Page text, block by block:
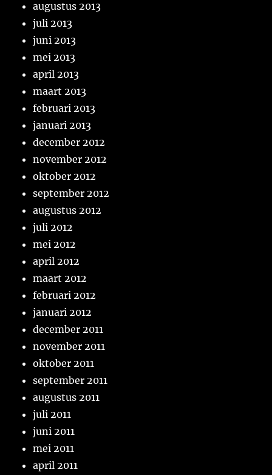
augustus 2013
juli 2013
juni 2013
mei 2013
april 2013
maart 2013
februari 2013
januari 2013
december 2012
november 2012
oktober 2012
september 2012
augustus 2012
juli 2012
mei 2012
april 2012
maart 2012
februari 2012
januari 2012
december 2011
november 2011
oktober 2011
september 2011
augustus 2011
juli 2011
juni 2011
mei 2011
april 2011